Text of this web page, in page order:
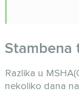
Stambena
Razlika u
nekoliko dana